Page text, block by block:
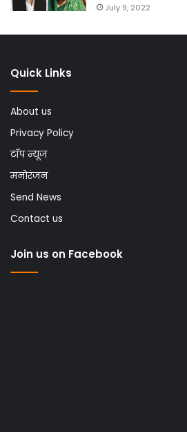
July 9, 2022
Quick Links
About us
Privacy Policy
टॉप न्यूज
मनोरंजन
Send News
Contact us
Join us on Facebook